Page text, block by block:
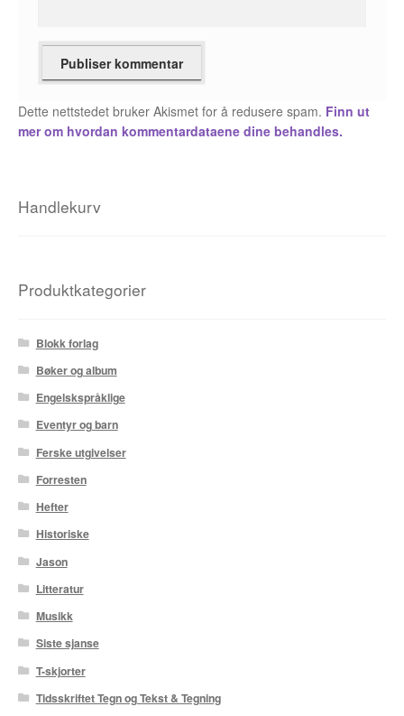
Flu Hartberg
Håvard S. Johansen
Ida Neverdahl
Jason
Jim Woodring
Kirjan Waage
Lars Aurtande
Manuele Fior
Martin Ernstsen
Max Estes
Dette nettstedet bruker Akismet for å redusere spam. Finn ut
mer om hvordan kommentardataene dine behandles.
Handlekurv
Produktkategorier
Blokk forlag
Bøker og album
Engelskspråklige
Eventyr og barn
Ferske utgivelser
Forresten
Hefter
Historiske
Jason
Litteratur
Musikk
Siste sjanse
T-skjorter
Tidsskriftet Tegn og Tekst & Tegning